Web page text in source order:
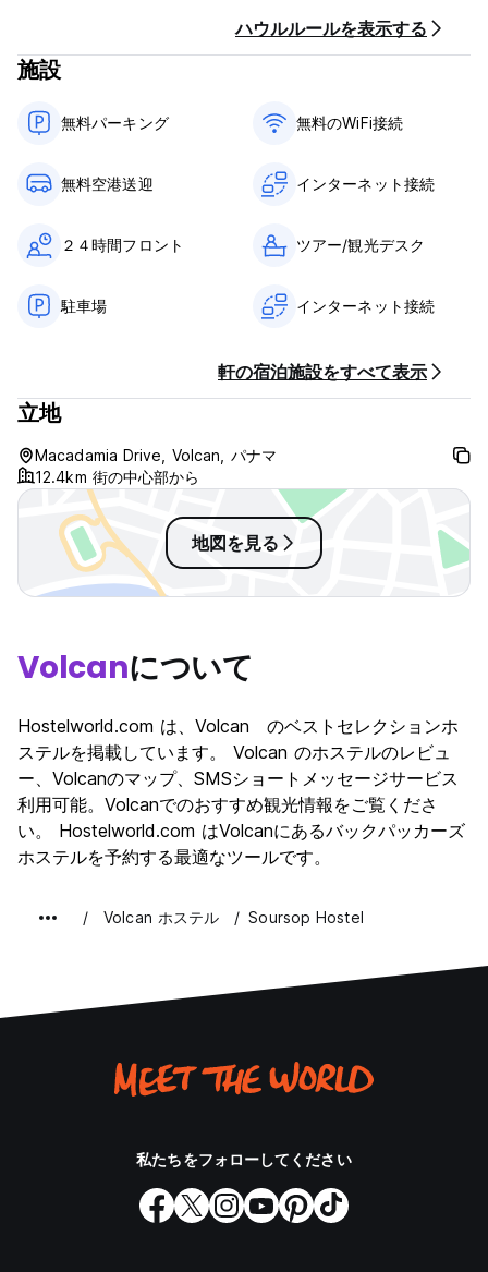
Soursop Hostel Policies & Conditions:
Cancellation policy: 24h before arrival.
Check in from 07:00.
Check out before 12:00.
Payment upon arrival by cash.
Breakfast not included.
General:
Non smoking.
ハウルルールを表示する
施設
無料パーキング 無料のWiFi接続
無料空港送迎 インターネット接続
２４時間フロント ツアー/観光デスク
駐車場 インターネット接続
軒の宿泊施設をすべて表示
立地
Macadamia Drive, Volcan, パナマ
12.4km 街の中心部から
地図を見る
Volcanについて
Hostelworld.com は、Volcan のベストセレクションホ
ステルを掲載しています。 Volcan のホステルのレビュ
ー、Volcanのマップ、SMSショートメッセージサービス
利用可能。Volcanでのおすすめ観光情報をご覧くださ
い。 Hostelworld.com はVolcanにあるバックパッカーズ
ホステルを予約する最適なツールです。
Volcan ホステル Soursop Hostel
私たちをフォローしてください